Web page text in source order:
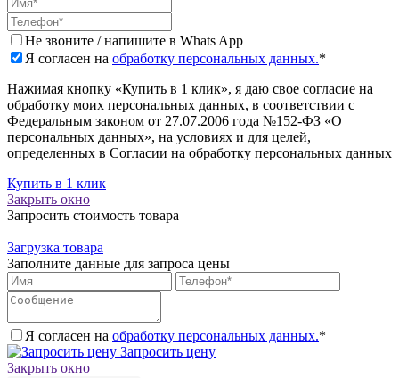
Не звоните / напишите в Whats App
Я согласен на обработку персональных данных.*
Нажимая кнопку «Купить в 1 клик», я даю свое согласие на
обработку моих персональных данных, в соответствии с
Федеральным законом от 27.07.2006 года №152-ФЗ «О
персональных данных», на условиях и для целей,
определенных в Согласии на обработку персональных данных
Купить в 1 клик
Закрыть окно
Запросить стоимость товара
Загрузка товара
Заполните данные для запроса цены
Я согласен на обработку персональных данных.*
Запросить цену
Закрыть окно